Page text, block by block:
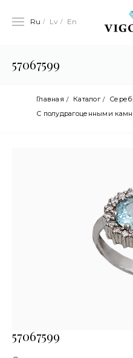
Ru Lv En
57067599
Главная Каталог
С полудрагоценными
57067599